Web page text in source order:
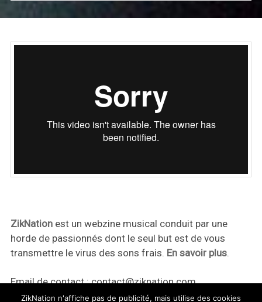
ZikNationest un webzine musical conduit par une
horde de passionnés dont le seul but est de vous
transmettre le virus des sons frais. En savoir plus.
Email de contact :contact@ziknation.com
ZikNation n'affiche pas de publicité, mais utilise des cookies